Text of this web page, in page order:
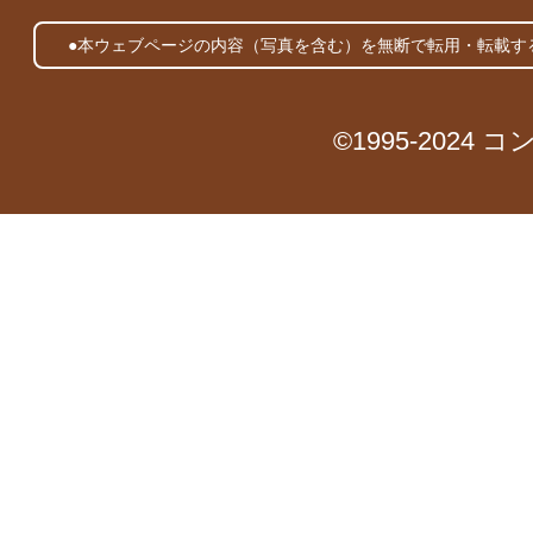
●本ウェブページの内容（写真を含む）を無断で転用・転載
©1995-2024 コ